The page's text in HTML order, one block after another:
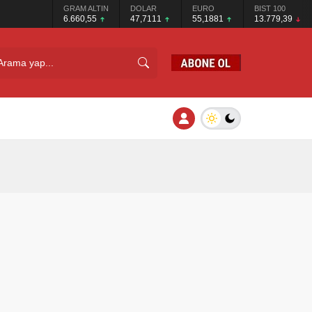
GRAM ALTIN
6.660,55
DOLAR
47,7111
EURO
55,1881
BIST 100
13.779,39